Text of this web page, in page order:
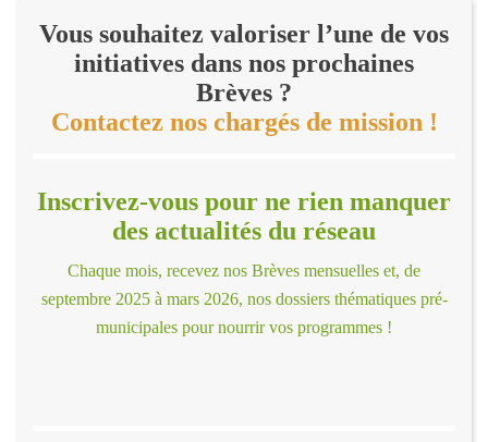
Vous souhaitez valoriser l’une de vos
initiatives dans nos prochaines
Brèves ?
Contactez nos chargés de mission !
Inscrivez-vous pour ne rien manquer
des actualités du réseau
Chaque mois, recevez nos Brèves mensuelles et, de
septembre 2025 à mars 2026, nos dossiers thématiques pré-
municipales pour nourrir vos programmes !